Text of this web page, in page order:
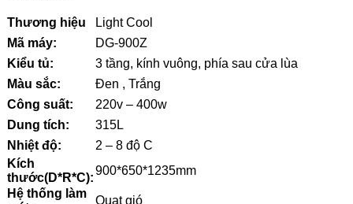
Thương hiệu
Light Cool
Mã máy:
DG-900Z
Kiểu tủ:
3 tầng, kính vuông, phía sau cửa lùa
Màu sắc:
Đen , Trắng
Công suất:
220v – 400w
Dung tích:
315L
Nhiệt độ:
2 – 8 độ C
Kích
thước(D*R*C):
900*650*1235mm
Hệ thống làm
Quạt gió